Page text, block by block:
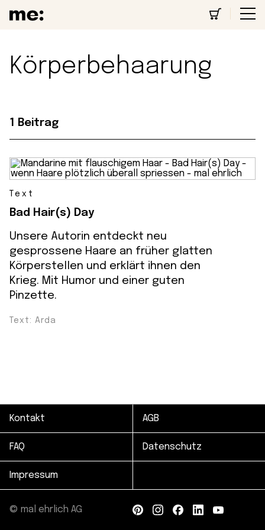
Körperbehaarung
1 Beitrag
Text
Bad Hair(s) Day
Unsere Autorin entdeckt neu
gesprossene Haare an früher glatten
Körperstellen und erklärt ihnen den
Krieg. Mit Humor und einer guten
Pinzette.
Text: Arda
Kontakt AGB
FAQ Datenschutz
Impressum
© mal ehrlich AG